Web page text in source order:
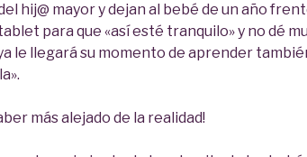
hij@ mayor y dejan al bebé de un año
para que «así esté tranquilo» y no dé
le llegará su momento de aprender
más alejado de la realidad!